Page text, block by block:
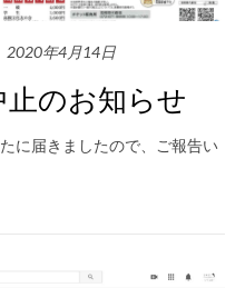
2020年4月14日
のお知らせ
に届きましたので、ご報告い